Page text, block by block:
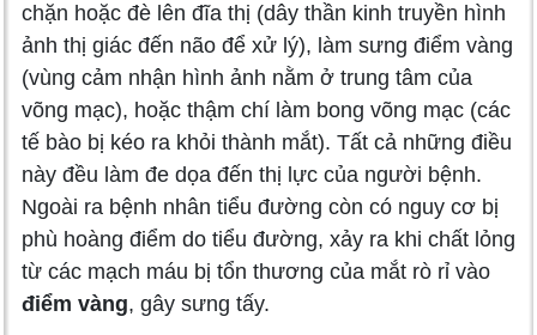
chặn hoặc đè lên đĩa thị (dây thần kinh truyền hình
ảnh thị giác đến não để xử lý), làm sưng điểm vàng
(vùng cảm nhận hình ảnh nằm ở trung tâm của
võng mạc), hoặc thậm chí làm bong võng mạc (các
tế bào bị kéo ra khỏi thành mắt). Tất cả những điều
này đều làm đe dọa đến thị lực của người bệnh.
Ngoài ra bệnh nhân tiểu đường còn có nguy cơ bị
phù hoàng điểm do tiểu đường, xảy ra khi chất lỏng
từ các mạch máu bị tổn thương của mắt rò rỉ vào
điểm vàng, gây sưng tấy.